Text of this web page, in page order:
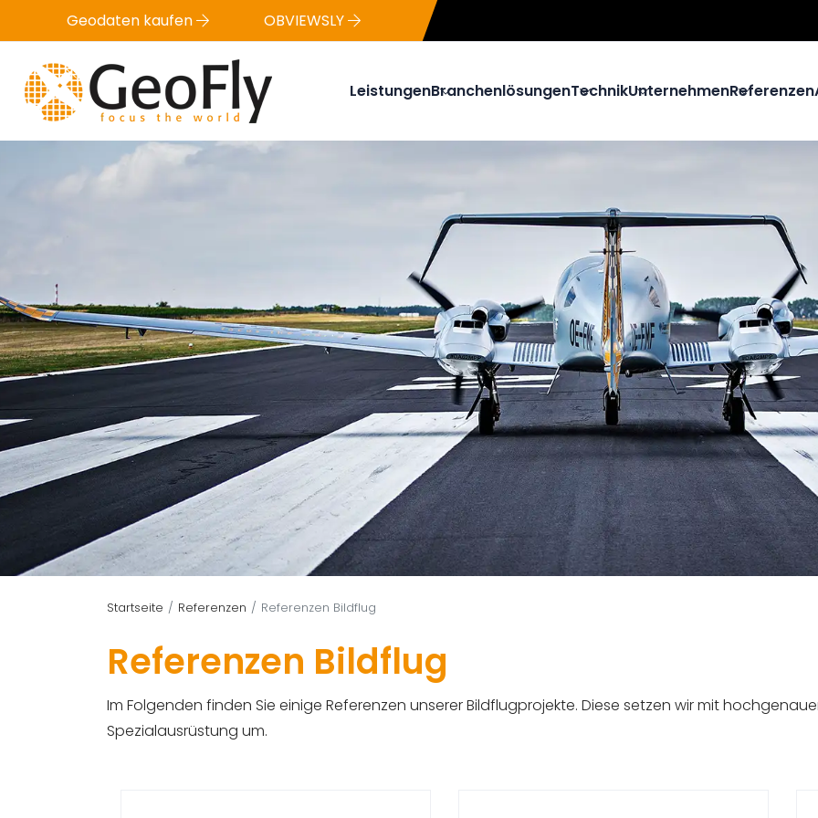
Geodaten kaufen OBVIEWSLY
LeistungenBranchenlösungenTechnikUnternehmenReferenzen
Startseite Referenzen Referenzen Bildflug
Referenzen Bildflug
Im Folgenden finden Sie einige Referenzen unserer Bildflugprojekte. Diese setzen wir mit
Spezialausrüstung um.